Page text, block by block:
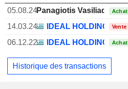
05.08.24Panagiotis VasiliadisAchat
14.03.24
IDEAL HOLDINGS SA
Vente
06.12.22
IDEAL HOLDINGS SA
Achat
Historique des transactions